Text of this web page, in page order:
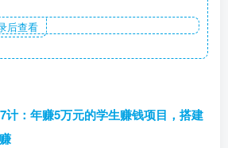
后查看
计：年赚5万元的学生赚钱项目，搭建